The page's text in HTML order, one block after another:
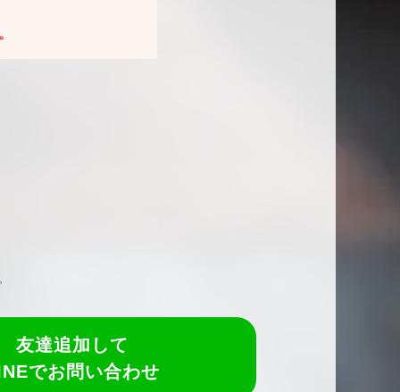
友達追加して
でお問い合わせ